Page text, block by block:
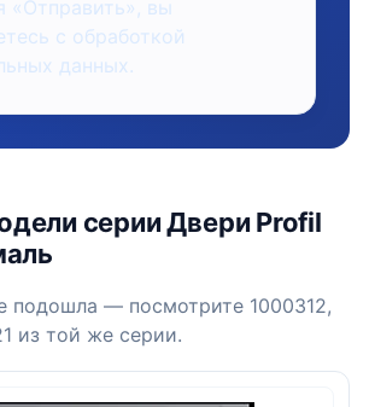
«Отправить», вы
с обработкой
данных.
серии Двери Profil
подошла — посмотрите 1000312,
из той же серии.